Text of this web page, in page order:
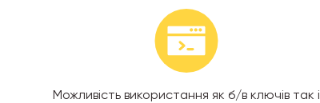
Можливість використання як б/в ключів так і